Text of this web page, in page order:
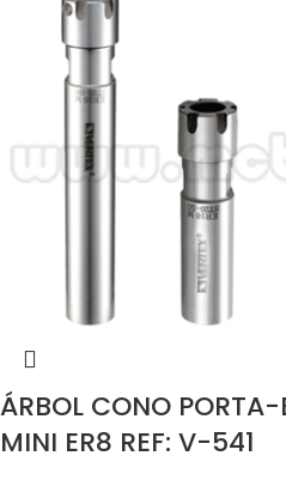
ÁRBOL CONO
MINI ER8 REF: V-541